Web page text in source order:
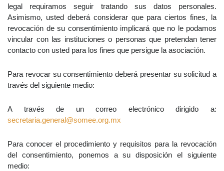
legal requiramos seguir tratando sus datos personales.
Asimismo, usted deberá considerar que para ciertos fines, la
revocación de su consentimiento implicará que no le podamos
vincular con las instituciones o personas que pretendan tener
contacto con usted para los fines que persigue la asociación.
Para revocar su consentimiento deberá presentar su solicitud a
través del siguiente medio:
A través de un correo electrónico dirigido a:
secretaria.general@somee.org.mx
Para conocer el procedimiento y requisitos para la revocación
del consentimiento, ponemos a su disposición el siguiente
medio: